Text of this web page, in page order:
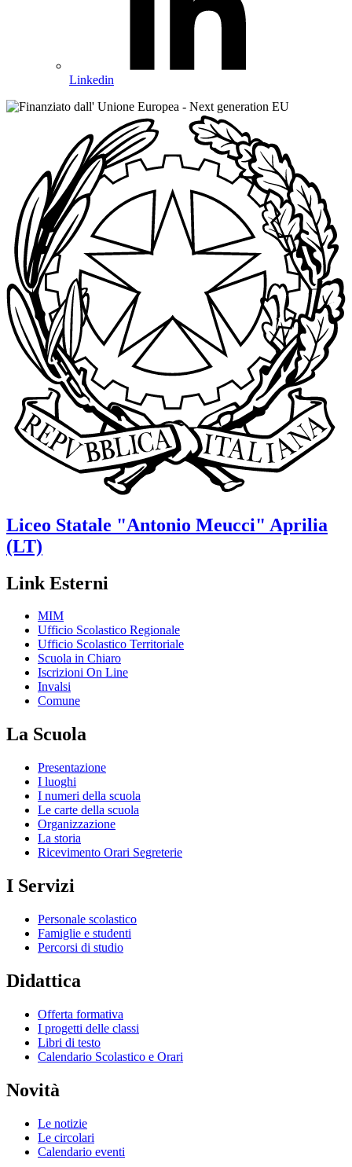
Linkedin
Liceo Statale "Antonio Meucci" Aprilia
(LT)
Link Esterni
MIM
Ufficio Scolastico Regionale
Ufficio Scolastico Territoriale
Scuola in Chiaro
Iscrizioni On Line
Invalsi
Comune
La Scuola
Presentazione
I luoghi
I numeri della scuola
Le carte della scuola
Organizzazione
La storia
Ricevimento Orari Segreterie
I Servizi
Personale scolastico
Famiglie e studenti
Percorsi di studio
Didattica
Offerta formativa
I progetti delle classi
Libri di testo
Calendario Scolastico e Orari
Novità
Le notizie
Le circolari
Calendario eventi